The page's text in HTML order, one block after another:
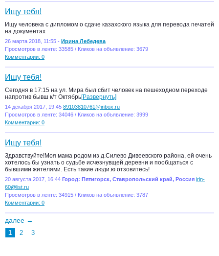
Ищу тебя!
Ищу человека с дипломом о сдаче казахского языка для перевода печатей
на документах
26 марта 2018, 11:55 - Ирина Лебедева
Просмотров в ленте: 33585 / Кликов на объявление: 3679
Комментарии: 0
Ищу тебя!
Сегодня в 17:15 на ул. Мира был сбит человек на пешеходном переходе
напротив бывш к/т Октябрь[Развернуть]
14 декабря 2017, 19:45 89103810761@inbox.ru
Просмотров в ленте: 34046 / Кликов на объявление: 3999
Комментарии: 0
Ищу тебя!
Здравствуйте!Моя мама родом из д.Силево Дивеевского района, ей очень
хотелось бы узнать о судьбе исчезнувщей деревни и пообщаться с
бывшими жителями. Есть такие люди.ю отзовитесь!
20 августа 2017, 16:44 Город: Пятигорск, Ставропольский край, Россия irin-
60@list.ru
Просмотров в ленте: 34915 / Кликов на объявление: 3787
Комментарии: 0
далее →
1 2 3